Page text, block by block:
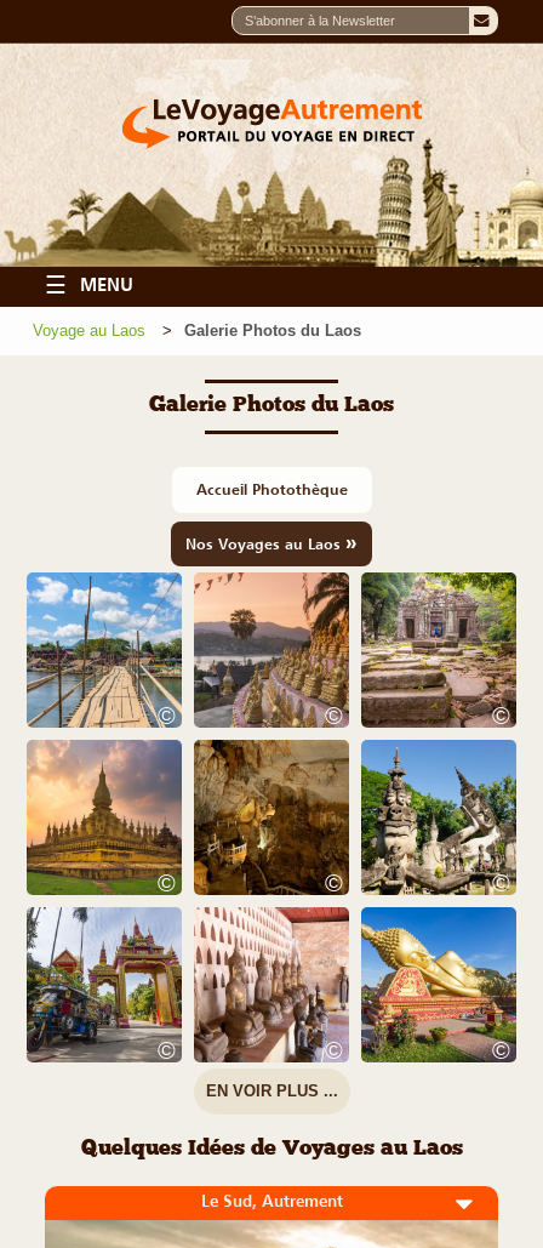
☰ MENU
Voyage au Laos Galerie Photos du Laos
Galerie Photos du Laos
Accueil Photothèque
Nos Voyages au Laos »
© © ©
© © ©
© © ©
EN VOIR PLUS ...
Quelques Idées de Voyages au Laos
Le Sud, Autrement